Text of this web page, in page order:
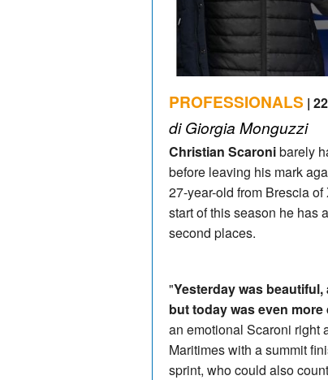
PROFESSIONALS |
di Giorgia Monguzzi
Christian Scaronibarely
before leaving his mark
27-year-old from Brescia
start of this season he has
second places.
"Yesterday was
but today was even
an emotional Scaroni right
Maritimes with a summit
sprint, who could also